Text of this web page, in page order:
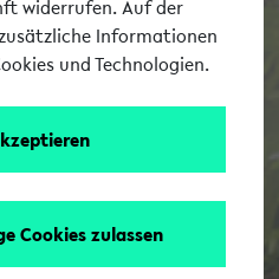
widerrufen. Auf der
Informationen
und Technologien.
Cookies zulassen